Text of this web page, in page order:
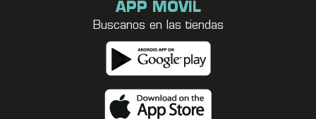
APP MÓVIL
Buscanos en las tiendas